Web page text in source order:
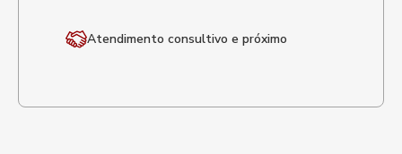
Atendimento consultivo e próximo